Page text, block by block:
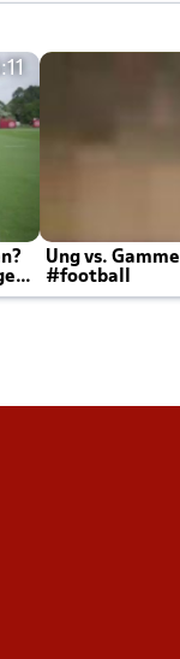
Ung vs.
#football